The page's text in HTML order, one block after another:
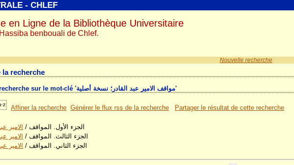
Nouvelle recherche
la recherche
3 résultat(s) recherche sur le mot-clé 'مواقف الامير عبد القادر؛ نسخة أصلية'
Affiner la recherche Générer le flux rss de la recherche Partager le résultat de cette recherche
الجزء الأول. المواقف/ الامير
الجزء الثالث. المواقف/ الامير
الجزء الثاني. المواقف/ الامير
- CHLEF
en Ligne de la Bibliothèque Universitaire
benbouali de Chlef.